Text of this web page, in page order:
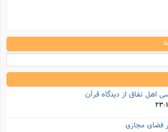
اهل نفاق از دیدگاه قرآن
فضای مجازی